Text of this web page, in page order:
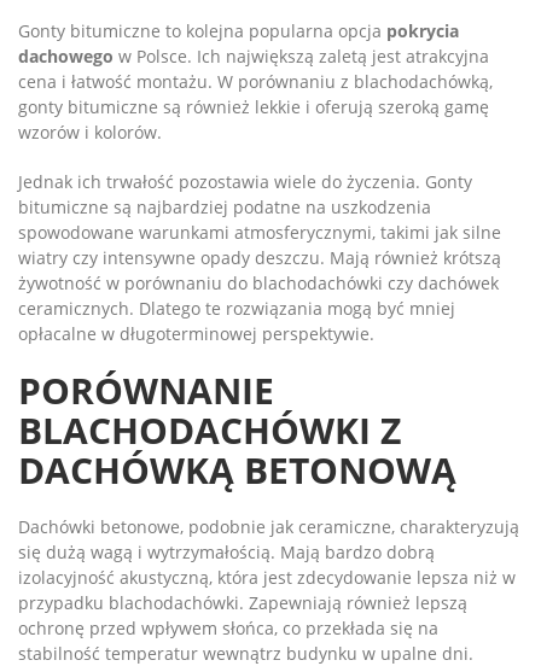
Gonty bitumiczne to kolejna popularna opcja pokrycia
dachowego w Polsce. Ich największą zaletą jest atrakcyjna
cena i łatwość montażu. W porównaniu z blachodachówką,
gonty bitumiczne są również lekkie i oferują szeroką gamę
wzorów i kolorów.
Jednak ich trwałość pozostawia wiele do życzenia. Gonty
bitumiczne są najbardziej podatne na uszkodzenia
spowodowane warunkami atmosferycznymi, takimi jak silne
wiatry czy intensywne opady deszczu. Mają również krótszą
żywotność w porównaniu do blachodachówki czy dachówek
ceramicznych. Dlatego te rozwiązania mogą być mniej
opłacalne w długoterminowej perspektywie.
PORÓWNANIE
BLACHODACHÓWKI Z
DACHÓWKĄ BETONOWĄ
Dachówki betonowe, podobnie jak ceramiczne, charakteryzują
się dużą wagą i wytrzymałością. Mają bardzo dobrą
izolacyjność akustyczną, która jest zdecydowanie lepsza niż w
przypadku blachodachówki. Zapewniają również lepszą
ochronę przed wpływem słońca, co przekłada się na
stabilność temperatur wewnątrz budynku w upalne dni.